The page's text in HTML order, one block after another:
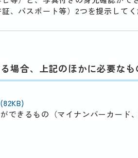
、パスポート等）2つを提示してく
場合、上記のほかに必要なも
(82KB)
できるもの（マイナンバーカード